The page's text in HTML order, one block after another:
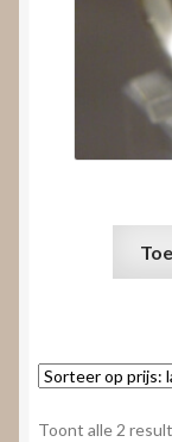
Toont alle 2